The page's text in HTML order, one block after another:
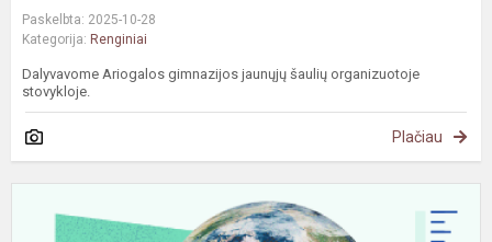
Paskelbta: 2025-10-28
Kategorija: Renginiai
Dalyvavome Ariogalos gimnazijos jaunųjų šaulių organizuotoje
stovykloje.
Plačiau